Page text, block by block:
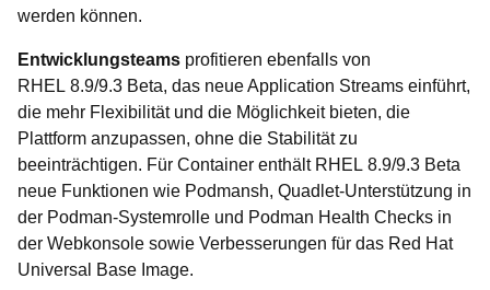
werden können.
Entwicklungsteams profitieren ebenfalls von
RHEL 8.9/9.3 Beta, das neue Application Streams einführt,
die mehr Flexibilität und die Möglichkeit bieten, die
Plattform anzupassen, ohne die Stabilität zu
beeinträchtigen. Für Container enthält RHEL 8.9/9.3 Beta
neue Funktionen wie Podmansh, Quadlet-Unterstützung in
der Podman-Systemrolle und Podman Health Checks in
der Webkonsole sowie Verbesserungen für das Red Hat
Universal Base Image.